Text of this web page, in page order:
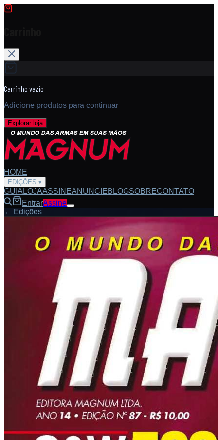
Carrinho vazio
Adicione produtos para continuar
Explorar loja
HOME
EDIÇÕES ▾
GUIA LOJAASSINEANUNCIEBLOGSOBRECONTATO
EntrarAssine
← Edições